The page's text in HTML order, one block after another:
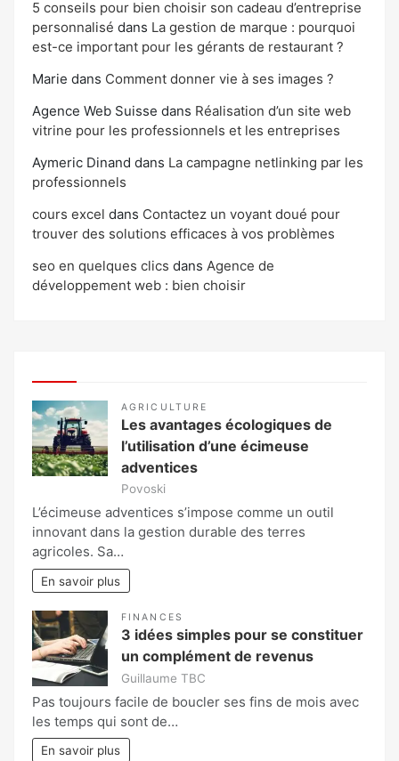
5 conseils pour bien choisir son cadeau d’entreprise
personnalisé dans La gestion de marque : pourquoi
est-ce important pour les gérants de restaurant ?
Marie dans Comment donner vie à ses images ?
Agence Web Suisse dans Réalisation d’un site web
vitrine pour les professionnels et les entreprises
Aymeric Dinand dans La campagne netlinking par les
professionnels
cours excel dans Contactez un voyant doué pour
trouver des solutions efficaces à vos problèmes
seo en quelques clics dans Agence de
développement web : bien choisir
AGRICULTURE
Les avantages écologiques de
l’utilisation d’une écimeuse
adventices
Povoski
L’écimeuse adventices s’impose comme un outil
innovant dans la gestion durable des terres
agricoles. Sa…
En savoir plus
FINANCES
3 idées simples pour se constituer
un complément de revenus
Guillaume TBC
Pas toujours facile de boucler ses fins de mois avec
les temps qui sont de…
En savoir plus